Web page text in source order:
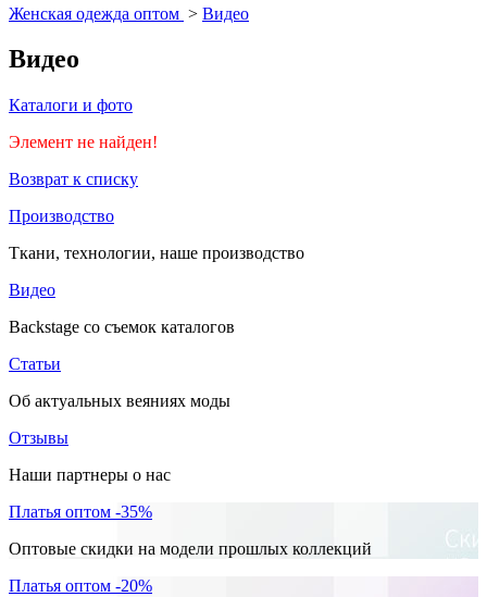
Женская одежда оптом > Видео
Видео
Каталоги и фото
Элемент не найден!
Возврат к списку
Производство
Ткани, технологии, наше производство
Видео
Backstage со съемок каталогов
Статьи
Об актуальных веяниях моды
Отзывы
Наши партнеры о нас
Платья оптом -35%
Оптовые скидки на модели прошлых коллекций
Платья оптом -20%